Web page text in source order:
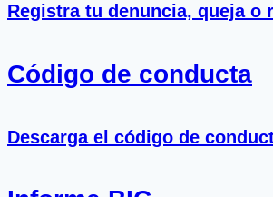
Registra tu denuncia, queja o
Código de conducta
Descarga el código de